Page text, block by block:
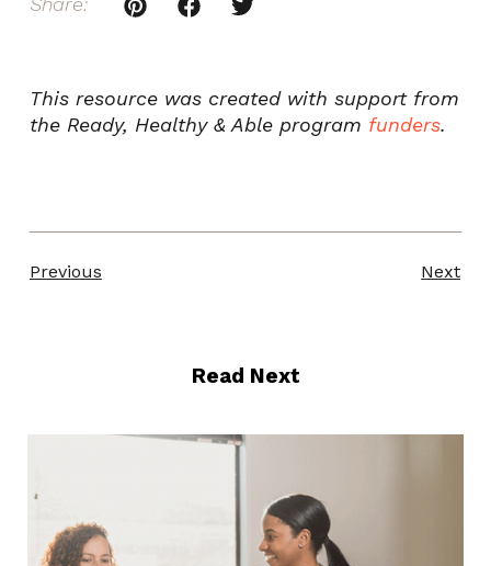
This resource was created with support from
the Ready, Healthy & Able program funders.
Previous Next
Read Next